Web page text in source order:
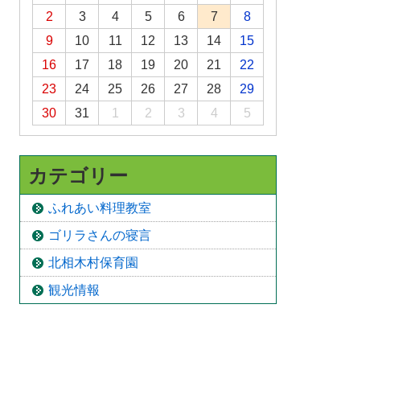
2
3 4 5 6 7
8
9
10 11 12 13 14
15
16
17 18 19 20 21
22
23
24 25 26 27 28
29
30
31 1 2 3 4 5
カテゴリー
ふれあい料理教室
ゴリラさんの寝言
北相木村保育園
観光情報